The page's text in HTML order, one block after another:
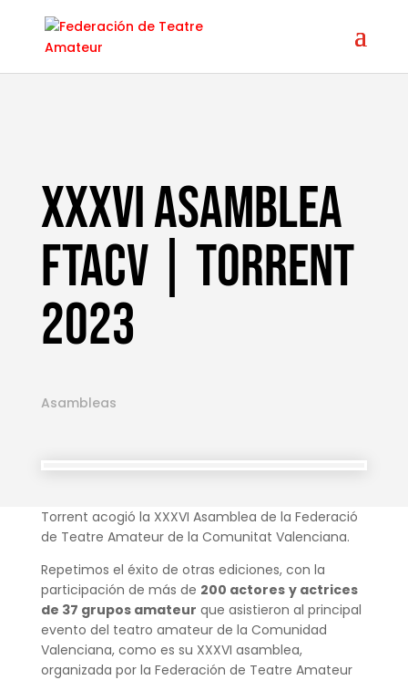
XXXVi Asamblea
FTACV | Torrent
2023
Asambleas
Torrent acogió la XXXVI Asamblea de la Federació
de Teatre Amateur de la Comunitat Valenciana.
Repetimos el éxito de otras ediciones, con la
participación de más de 200 actores y actrices
de 37 grupos amateur que asistieron al principal
evento del teatro amateur de la Comunidad
Valenciana, como es su XXXVI asamblea,
organizada por la Federación de Teatre Amateur